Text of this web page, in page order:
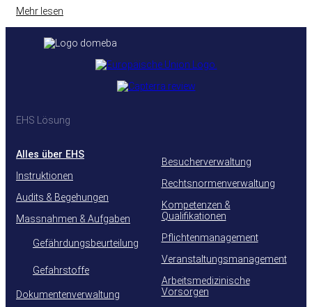
Mehr lesen
EHS Lösung
Alles über EHS
Instruktionen
Audits & Begehungen
Massnahmen & Aufgaben
Gefährdungsbeurteilung
Gefahrstoffe
Dokumentenverwaltung
Besucherverwaltung
Rechtsnormenverwaltung
Kompetenzen &
Qualifikationen
Pflichtenmanagement
Veranstaltungsmanagement
Arbeitsmedizinische
Vorsorgen